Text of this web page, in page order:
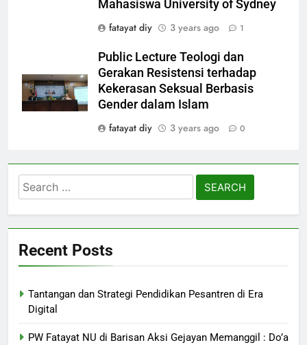
Mahasiswa University of Sydney
fatayat diy
3 years ago 1
Public Lecture Teologi dan
Gerakan Resistensi terhadap
Kekerasan Seksual Berbasis
Gender dalam Islam
fatayat diy
3 years ago 0
Search
for:
Recent Posts
Tantangan dan Strategi Pendidikan Pesantren di Era
Digital
PW Fatayat NU di Barisan Aksi Gejayan Memanggil : Do’a